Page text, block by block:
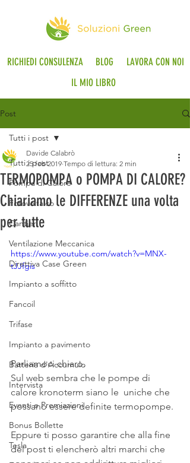
RICHIEDI CONSULENZA BLOG
LAVORA CON NOI
IL MIO LIBRO
Post
Tutti i post
Pompa di Calore
Fotovoltaico
Cantieri
Ventilazione Meccanica
Direttiva Case Green
Impianto a soffitto
Fancoil
Trifase
Impianto a pavimento
Batteria d'Accumulo
Intervista
Eventi e Premiazioni
Bonus Bollette
Tesla
Tutti i post
TERMOPOMPA o POMPA DI CALORE?
Chiariamo le DIFFERENZE una volta
per tutte
Davide Calabrò
25 feb 2019 Tempo di lettura: 2 min
https://www.youtube.com/watch?v=MNX-
tJJfgis
Parliamoci chiaro.
Sul web sembra che le pompe di
calore kronoterm siano le  uniche che
possano essere definite termopompe.
Eppure ti posso garantire che alla fine
del post ti elencherò altri marchi che